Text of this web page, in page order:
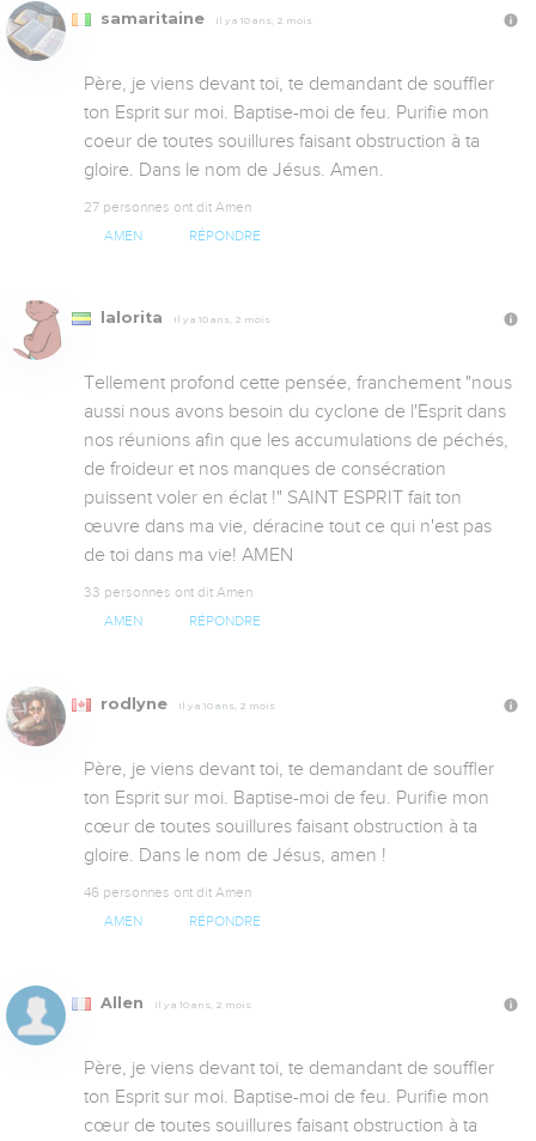
samaritaine Il y a 10 ans, 2 mois
Père, je viens devant toi, te demandant de souffler
ton Esprit sur moi. Baptise-moi de feu. Purifie mon
coeur de toutes souillures faisant obstruction à ta
gloire. Dans le nom de Jésus. Amen.
27 personnes ont dit Amen
AMEN RÉPONDRE
lalorita Il y a 10 ans, 2 mois
Tellement profond cette pensée, franchement "nous
aussi nous avons besoin du cyclone de l'Esprit dans
nos réunions afin que les accumulations de péchés,
de froideur et nos manques de consécration
puissent voler en éclat !" SAINT ESPRIT fait ton
œuvre dans ma vie, déracine tout ce qui n'est pas
de toi dans ma vie! AMEN
33 personnes ont dit Amen
AMEN RÉPONDRE
rodlyne Il y a 10 ans, 2 mois
Père, je viens devant toi, te demandant de souffler
ton Esprit sur moi. Baptise-moi de feu. Purifie mon
cœur de toutes souillures faisant obstruction à ta
gloire. Dans le nom de Jésus, amen !
46 personnes ont dit Amen
AMEN RÉPONDRE
Allen Il y a 10 ans, 2 mois
Père, je viens devant toi, te demandant de souffler
ton Esprit sur moi. Baptise-moi de feu. Purifie mon
cœur de toutes souillures faisant obstruction à ta